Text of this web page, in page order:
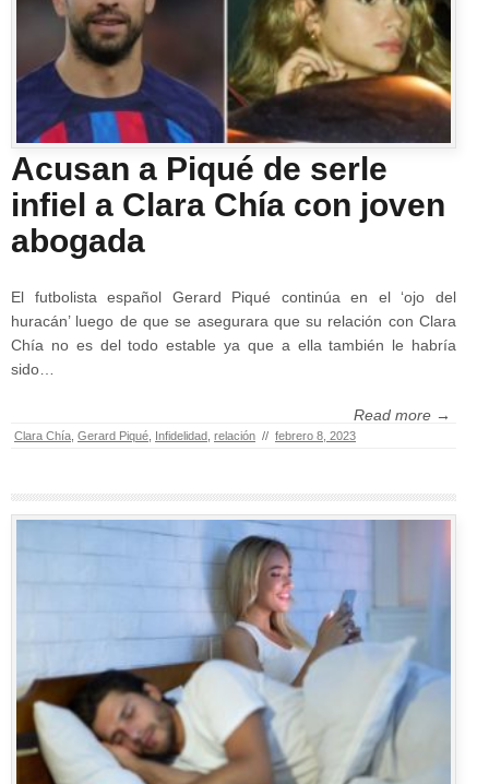
Acusan a Piqué de serle
infiel a Clara Chía con joven
abogada
El futbolista español Gerard Piqué continúa en el ‘ojo del
huracán’ luego de que se asegurara que su relación con Clara
Chía no es del todo estable ya que a ella también le habría
sido…
Read more →
Clara Chía, Gerard Piqué, Infidelidad, relación // febrero 8, 2023